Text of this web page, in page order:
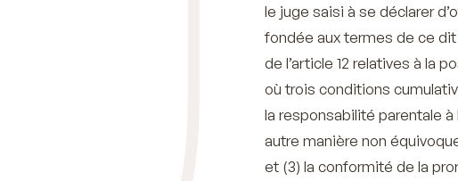
le juge saisi à se déclarer
fondée aux termes de ce
de l’article 12 relatives à la
où trois conditions
la responsabilité parentale à
autre manière non
et (3) la conformité de la